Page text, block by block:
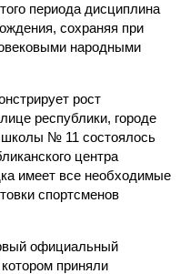
периода дисциплина
сохраняя при
народными
рост
республики, городе
школы № 11 состоялось
центра
имеет все необходимые
спортсменов
официальный
приняли